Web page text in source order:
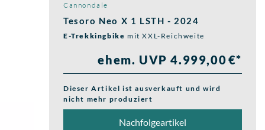
Cannondale
Tesoro Neo X 1 LSTH - 2024
E-Trekkingbike mit XXL-Reichweite
ehem. UVP 4.999,00 €*
Dieser Artikel ist ausverkauft und wird
nicht mehr produziert
Nachfolgeartikel